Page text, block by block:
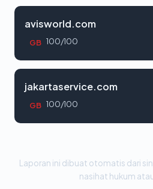
avisworld.com
GB 100/100
jakartaservice.com
GB 100/100
Laporan ini dibuat otomatis dari
nasihat hukum